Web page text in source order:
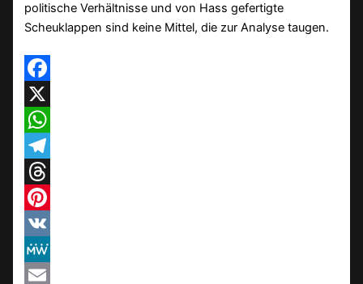
politische Verhältnisse und von Hass gefertigte
Scheuklappen sind keine Mittel, die zur Analyse taugen.
Facebook
X
WhatsApp
Telegram
Threads
Pinterest
VK
MeWe